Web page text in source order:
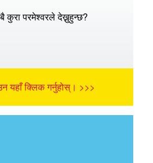
कुरा परमेश्वरले देख्नुहुन्छ?
यहाँ क्लिक गर्नुहोस्। >>>